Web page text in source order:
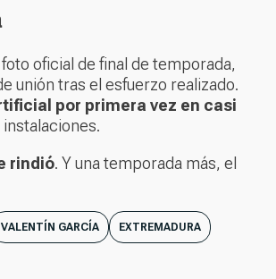
oficial de final de temporada,
unión tras el esfuerzo realizado.
por primera vez en casi
rindió. Y una temporada más, el
VALENTÍN GARCÍA EXTREMADURA